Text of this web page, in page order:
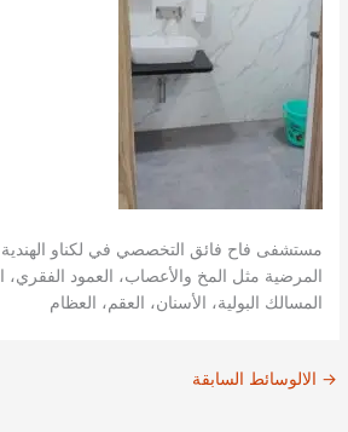
مستشفى فاح فائق التخصصي في لكناو الهندية
المرضية مثل المخ والأعصاب، العمود الفقري،
المسالك البولية، الأسنان، العقم، العظام
→ الالوسائط السابقة